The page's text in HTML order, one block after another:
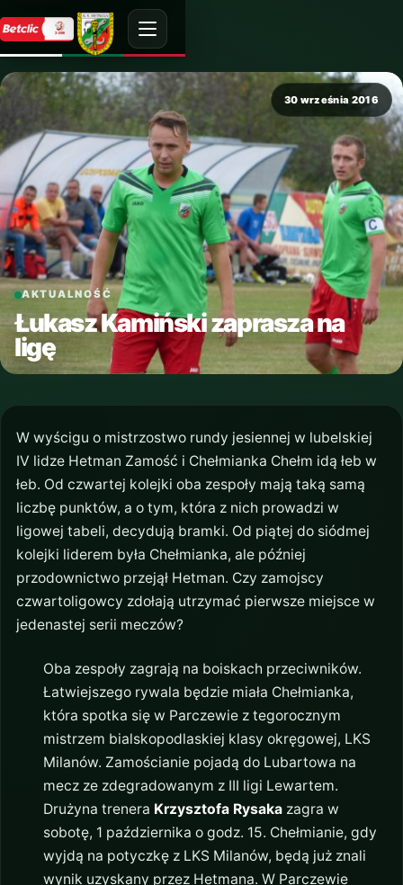
30 września 2016
AKTUALNOŚĆ
Łukasz Kamiński zaprasza na
ligę
W wyścigu o mistrzostwo rundy jesiennej w lubelskiej
IV lidze Hetman Zamość i Chełmianka Chełm idą łeb w
łeb. Od czwartej kolejki oba zespoły mają taką samą
liczbę punktów, a o tym, która z nich prowadzi w
ligowej tabeli, decydują bramki. Od piątej do siódmej
kolejki liderem była Chełmianka, ale później
przodownictwo przejął Hetman. Czy zamojscy
czwartoligowcy zdołają utrzymać pierwsze miejsce w
jedenastej serii meczów?
Oba zespoły zagrają na boiskach przeciwników.
Łatwiejszego rywala będzie miała Chełmianka,
która spotka się w Parczewie z tegorocznym
mistrzem bialskopodlaskiej klasy okręgowej, LKS
Milanów. Zamościanie pojadą do Lubartowa na
mecz ze zdegradowanym z III ligi Lewartem.
Drużyna trenera Krzysztofa Rysaka zagra w
sobotę, 1 października o godz. 15. Chełmianie, gdy
wyjdą na potyczkę z LKS Milanów, będą już znali
wynik uzyskany przez Hetmana. W Parczewie